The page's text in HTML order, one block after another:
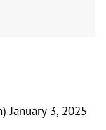
January 3, 2025